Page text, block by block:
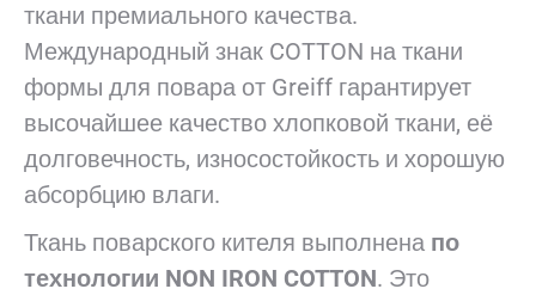
ткани премиального качества.
Международный знак COTTON на ткани
формы для повара от Greiff гарантирует
высочайшее качество хлопковой ткани, её
долговечность, износостойкость и хорошую
абсорбцию влаги.
Ткань поварского кителя выполнена по
технологии NON IRON COTTON. Это